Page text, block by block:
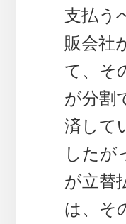
支払う
販会社
て、そ
が分割
済して
したが
が立替
は、そ